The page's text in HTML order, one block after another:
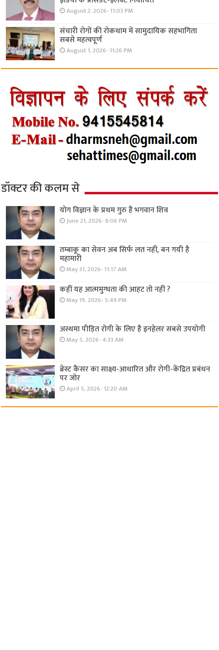
August 2, 2026- 11:03 PM
संचारी रोगों की रोकथाम में सामुदायिक सहभागिता
सबसे महत्वपूर्ण
August 1, 2026- 11:26 PM
डॉक्टर की कलम से
योग विज्ञान के प्रथम गुरु हैं भगवान शिव
June 21, 2026- 8:06 PM
तम्बाकू का सेवन अब सिर्फ लत नहीं, बन गयी है
महामारी
May 31, 2026- 11:17 AM
कहीं यह आत्ममुग्धता की आहट तो नहीं ?
May 19, 2026- 5:49 PM
अस्थमा पीड़ित रोगी के लिए है इनहेलर सबसे उपयोगी
May 5, 2026- 4:33 AM
ब्रेस्ट कैंसर का साक्ष्य-आधारित और रोगी-केंद्रित प्रबंधन
पर जोर
April 5, 2026- 12:20 AM